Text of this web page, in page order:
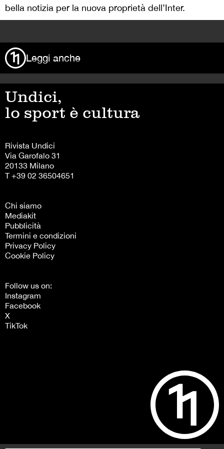
bella notizia per la nuova proprietà dell’Inter.
Leggi anche
Undici,
lo sport è cultura
Rivista Undici
Via Garofalo 31
20133 Milano
T +39 02 36504651
Chi siamo
Mediakit
Pubblicità
Termini e condizioni
Privacy Policy
Cookie Policy
Follow us on:
Instagram
Facebook
X
TikTok